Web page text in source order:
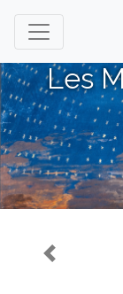
Panneau de
Les
Previous